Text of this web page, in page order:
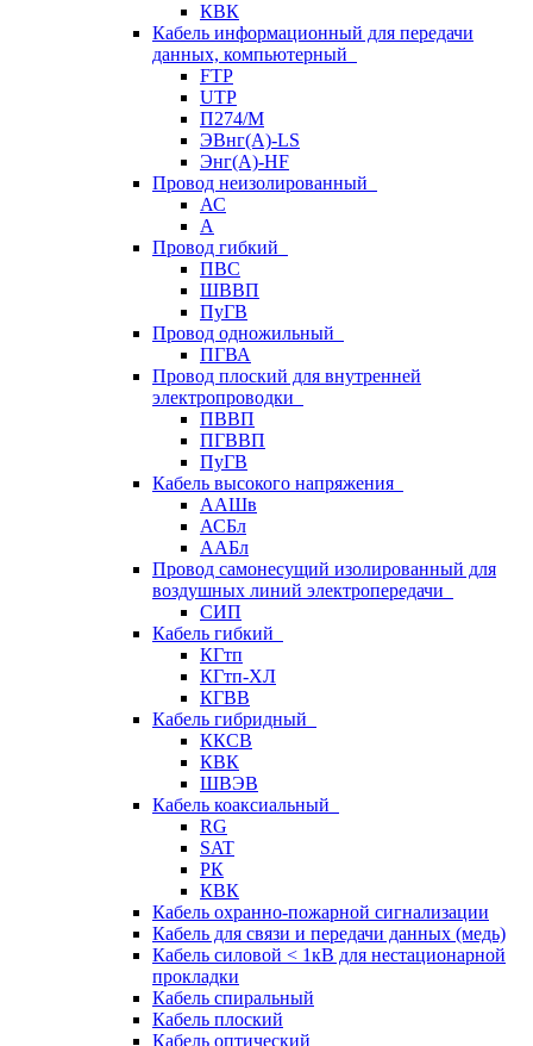
КВК
Кабель информационный для передачи
данных, компьютерный
FTP
UTP
П274/М
ЭВнг(А)-LS
Энг(А)-HF
Провод неизолированный
АС
А
Провод гибкий
ПВС
ШВВП
ПуГВ
Провод одножильный
ПГВА
Провод плоский для внутренней
электропроводки
ПВВП
ПГВВП
ПуГВ
Кабель высокого напряжения
ААШв
АСБл
ААБл
Провод самонесущий изолированный для
воздушных линий электропередачи
СИП
Кабель гибкий
КГтп
КГтп-ХЛ
КГВВ
Кабель гибридный
ККСВ
КВК
ШВЭВ
Кабель коаксиальный
RG
SAT
РК
КВК
Кабель охранно-пожарной сигнализации
Кабель для связи и передачи данных (медь)
Кабель силовой < 1кВ для нестационарной
прокладки
Кабель спиральный
Кабель плоский
Кабель оптический